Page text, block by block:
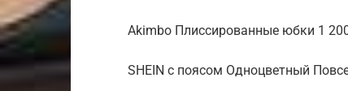
Akimbo Плиссированные юбки 1
SHEIN с поясом Одноцветный